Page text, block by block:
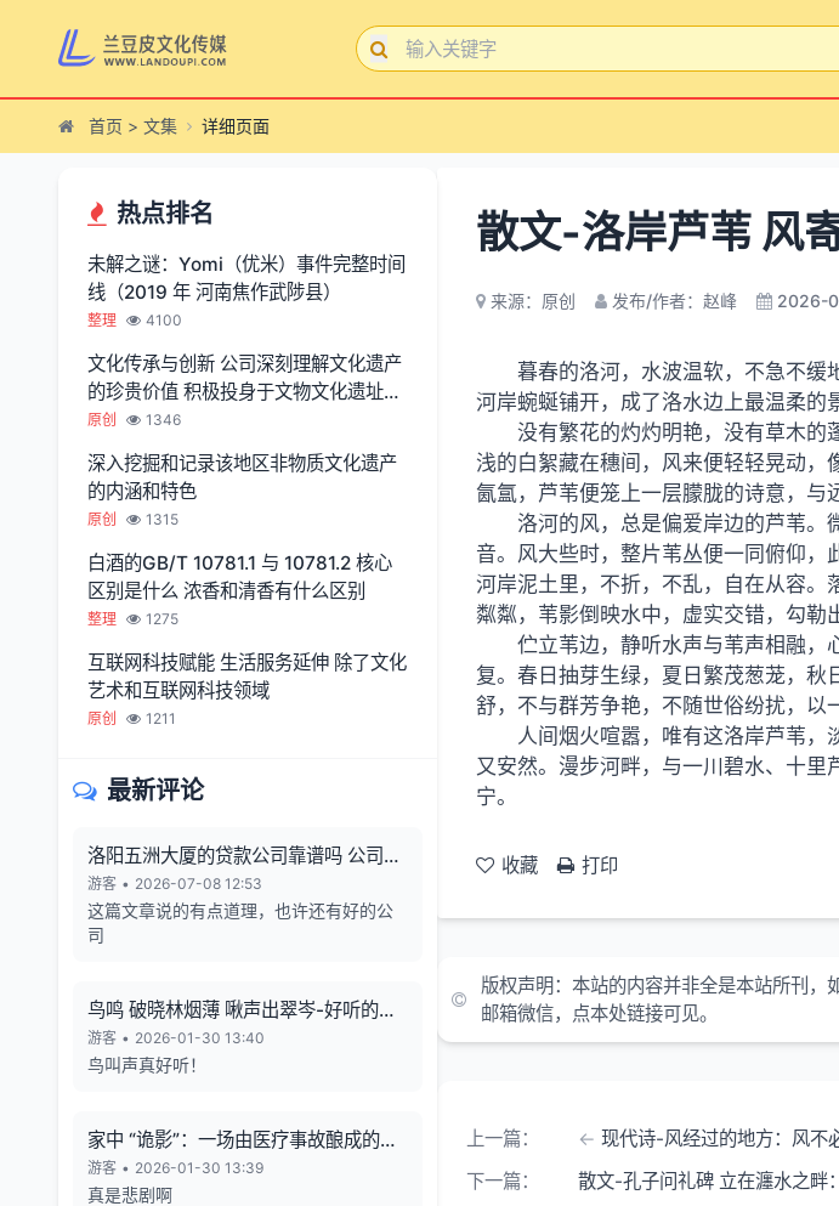
首页 > 文集 详细页面
热点排名
未解之谜：Yomi（优米）事件完整时间
线（2019 年 河南焦作武陟县）
整理 4100
文化传承与创新 公司深刻理解文化遗产
的珍贵价值 积极投身于文物文化遗址保
护服务
原创 1346
深入挖掘和记录该地区非物质文化遗产
的内涵和特色
原创 1315
白酒的GB/T 10781.1 与 10781.2 核心
区别是什么 浓香和清香有什么区别
整理 1275
互联网科技赋能 生活服务延伸 除了文化
艺术和互联网科技领域
原创 1211
最新评论
洛阳五洲大厦的贷款公司靠谱吗 公司利
润从哪来 有无风险
游客 • 2026-07-08 12:53
这篇文章说的有点道理，也许还有好的公
司
鸟鸣 破晓林烟薄 啾声出翠岑-好听的鸟
鸣声
游客 • 2026-01-30 13:40
鸟叫声真好听！
家中 “诡影”：一场由医疗事故酿成的悲
剧
游客 • 2026-01-30 13:39
真是悲剧啊
散文-洛岸芦苇 风
来源：原创 发布/作者：赵峰 2026-
暮春的洛河，水波温软，不急不缓
河岸蜿蜒铺开，成了洛水边上最温柔的
没有繁花的灼灼明艳，没有草木的
浅的白絮藏在穗间，风来便轻轻晃动
氤氲，芦苇便笼上一层朦胧的诗意，与
洛河的风，总是偏爱岸边的芦苇。
音。风大些时，整片苇丛便一同俯仰
河岸泥土里，不折，不乱，自在从容
粼粼，苇影倒映水中，虚实交错，勾勒
伫立苇边，静听水声与苇声相融，
复。春日抽芽生绿，夏日繁茂葱茏，
舒，不与群芳争艳，不随世俗纷扰，以
人间烟火喧嚣，唯有这洛岸芦苇
又安然。漫步河畔，与一川碧水、十
宁。
收藏 打印
版权声明： 本站的内容并非全是本站所刊，
邮箱微信，点本处链接可见。
上一篇：
现代诗-风经过的地方：风不
下一篇：
散文-孔子问礼碑 立在瀍水之畔